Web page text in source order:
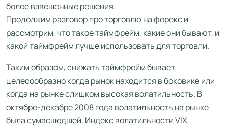
более взвешенные решения.
Продолжим разговор про торговлю на форекс и
рассмотрим, что такое таймфрейм, какие они бывают, и
какой таймфрейм лучше использовать для торговли.
Таким образом, снижать таймфрейм бывает
целесообразно когда рынок находится в боковике или
когда на рынке слишком высокая волатильность. В
октябре-декабре 2008 года волатильность на рынке
была сумасшедшей. Индекс волатильности VIX